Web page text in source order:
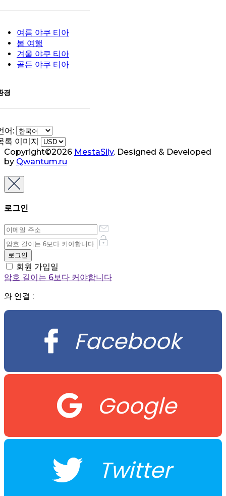
여름 야쿠 티아
봄 여행
겨울 야쿠 티아
골든 야쿠 티아
경
어:
록 이미지
Copyright©2026 MestaSily. Designed & Developed
by Qwantum.ru
로그인
회원 가입일
암호 길이는 6보다 커야합니다
와 연결 :
Facebook
Google
Twitter